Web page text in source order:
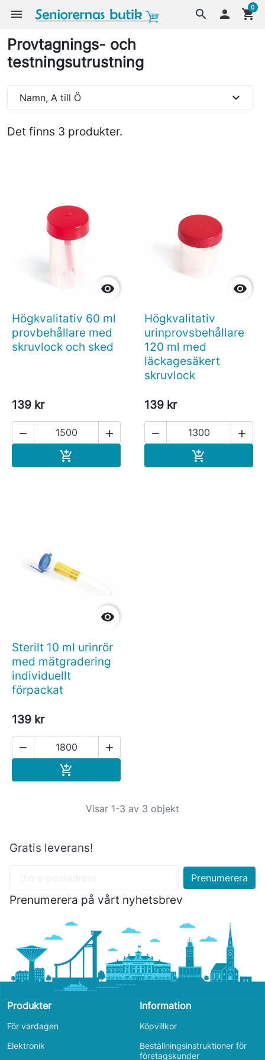
search
menu  shopping_cart
0
Provtagnings- och
testningsutrustning
Det finns 3 produkter.
Namn, A till Ö expand_more

Högkvalitativ 60 ml
provbehållare med
skruvlock och sked
139 kr
 


Högkvalitativ
urinprovsbehållare
120 ml med
läckagesäkert
skruvlock
139 kr
 


Sterilt 10 ml urinrör
med mätgradering
individuellt
förpackat
139 kr
 

Visar 1-3 av 3 objekt
Gratis leverans!
Prenumerera på vårt nyhetsbrev
Produkter
För vardagen
Elektronik
Information
Köpvillkor
Beställningsinstruktioner för
företagskunder